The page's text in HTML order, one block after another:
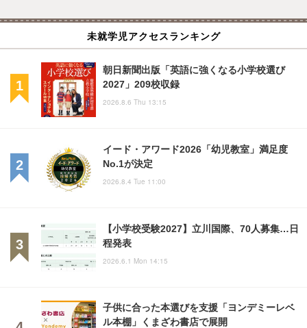
未就学児アクセスランキング
朝日新聞出版「英語に強くなる小学校選び
2027」209校収録
2026.8.6 Thu 13:15
イード・アワード2026「幼児教室」満足度
No.1が決定
2026.8.4 Tue 11:00
【小学校受験2027】立川国際、70人募集…日
程発表
2026.6.1 Mon 14:15
子供に合った本選びを支援「ヨンデミーレベ
ル本棚」くまざわ書店で展開